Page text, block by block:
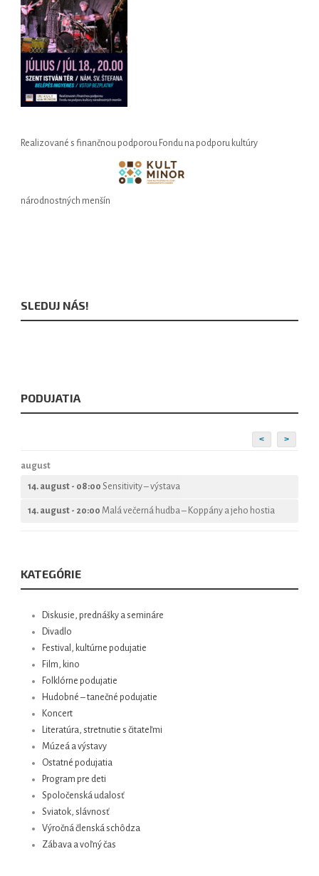
Realizované s finančnou podporou Fondu na podporu kultúry
národnostných menšín
SLEDUJ NÁS!
PODUJATIA
< >
august
14. august - 08:00 Sensitivity – výstava
14. august - 20:00 Malá večerná hudba – Koppány a jeho hostia
KATEGÓRIE
Diskusie, prednášky a semináre
Divadlo
Festival, kultúrne podujatie
Film, kino
Folklórne podujatie
Hudobné – tanečné podujatie
Koncert
Literatúra, stretnutie s čitateľmi
Múzeá a výstavy
Ostatné podujatia
Program pre deti
Spoločenská udalosť
Sviatok, slávnosť
Výročná členská schôdza
Zábava a voľný čas